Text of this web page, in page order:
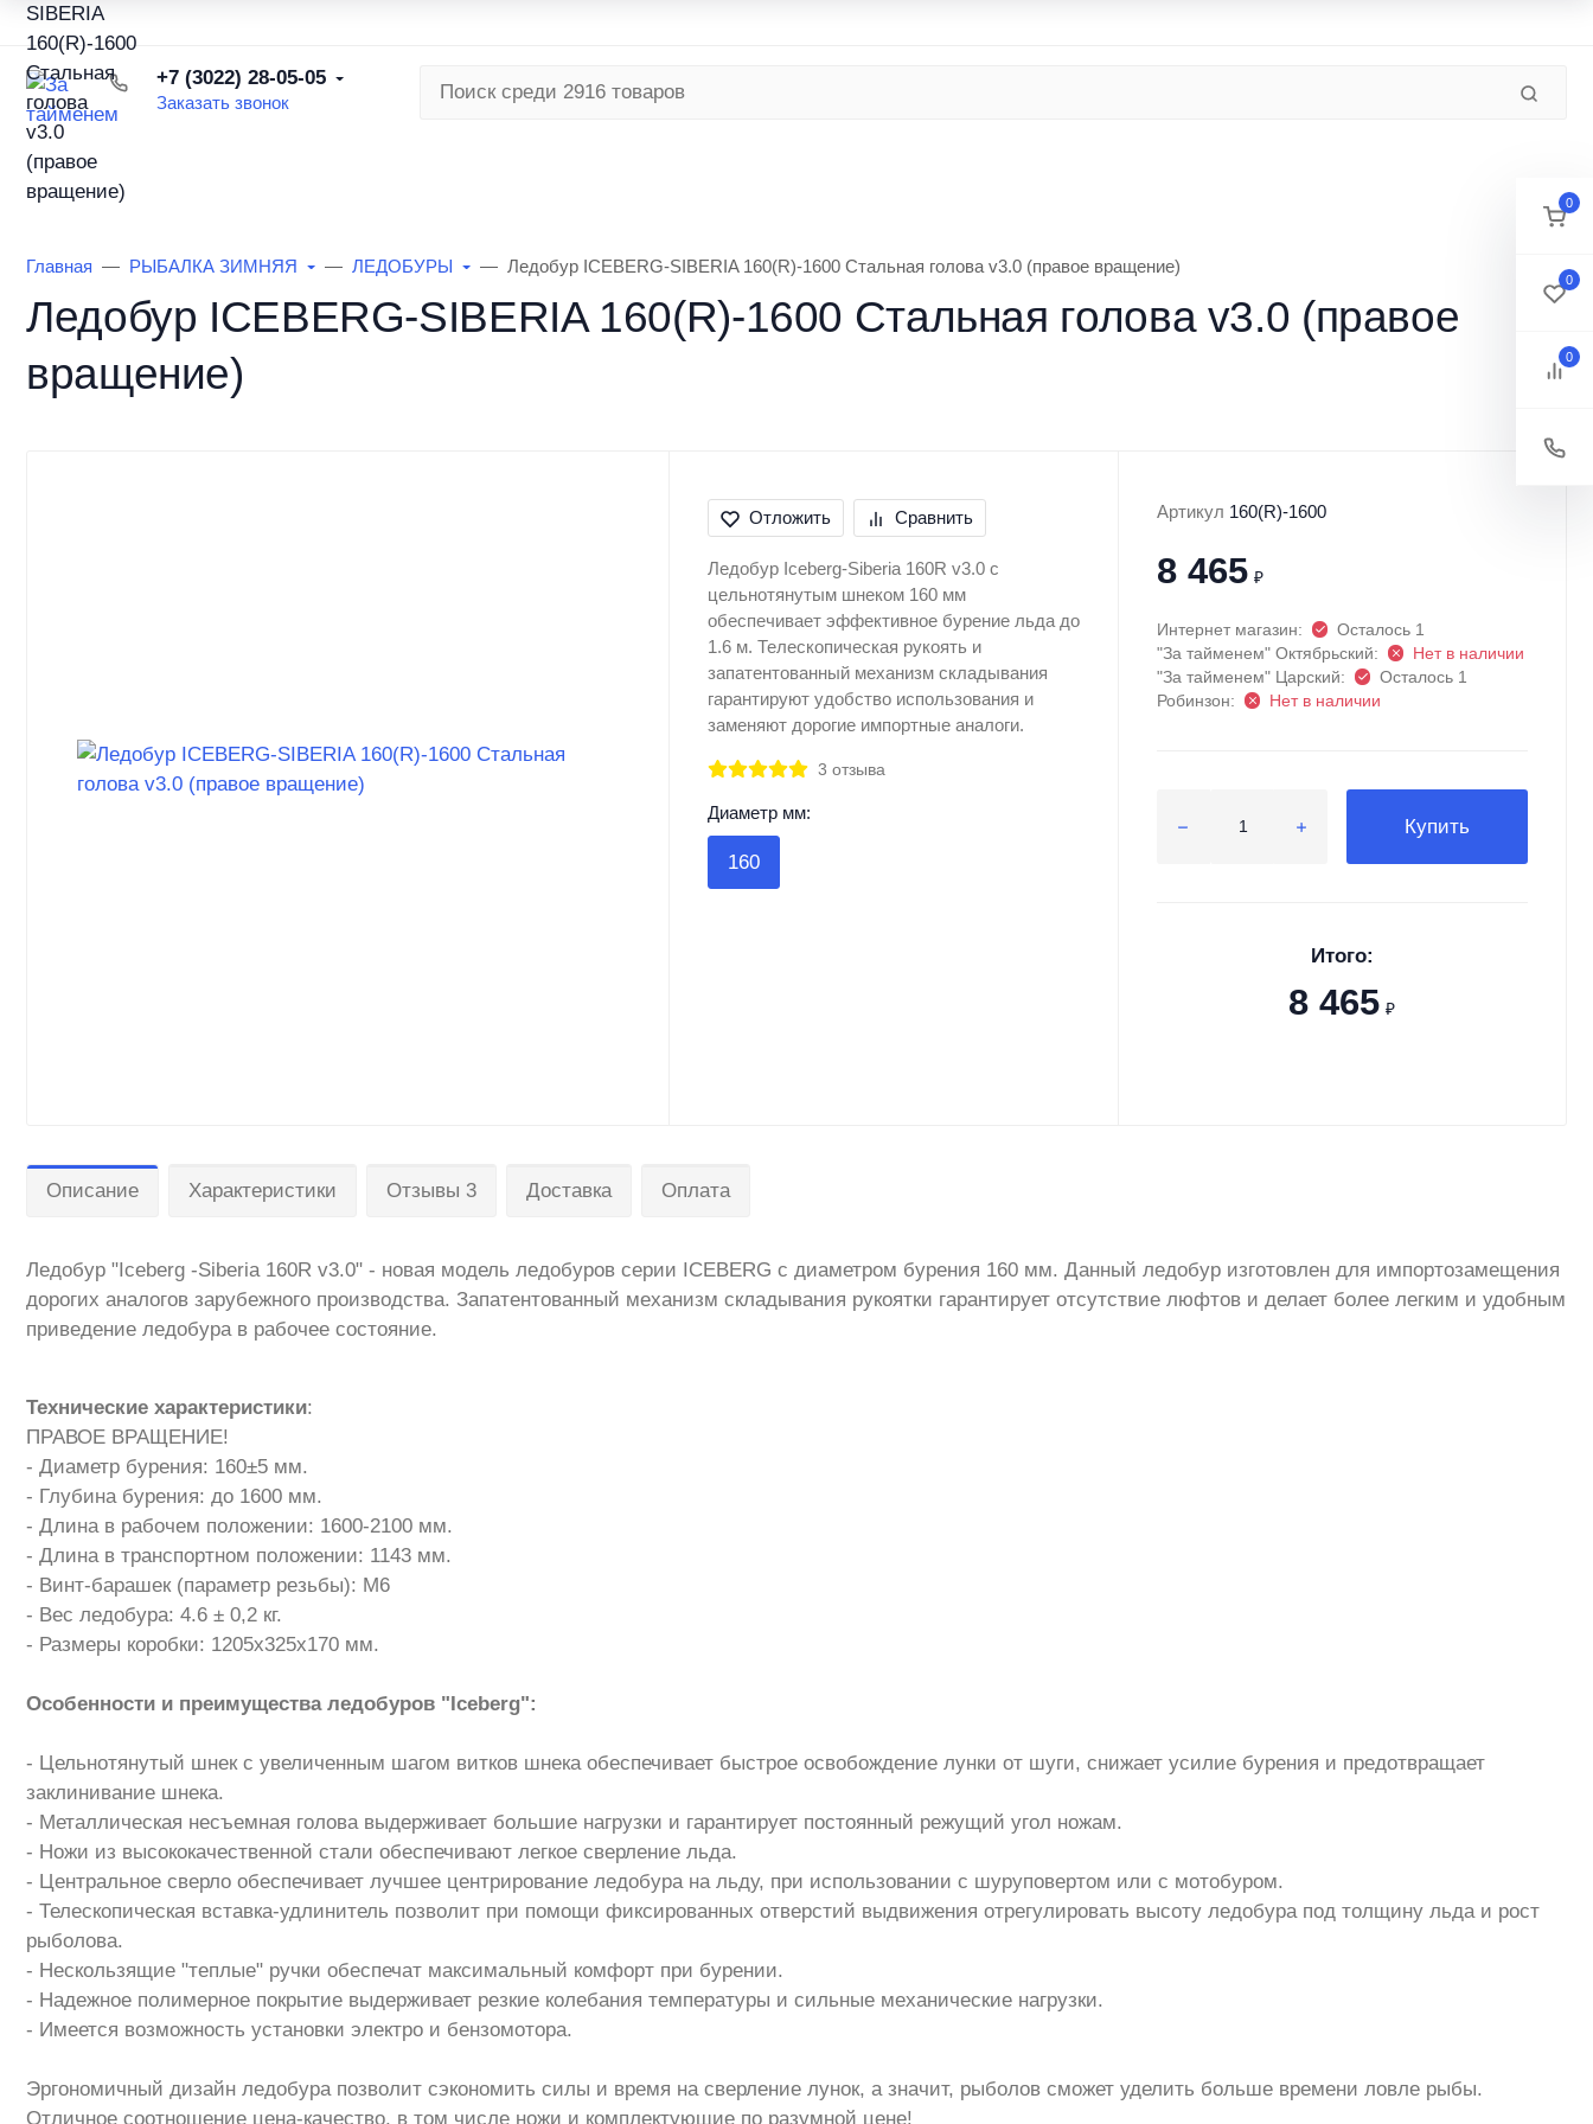
О торговой сети
+7 (3022) 28-05-05
Заказать звонок
КАТАЛОГ ТОВАРОВ
Главная РЫБАЛКА ЗИМНЯЯ ЛЕДОБУРЫ Ледобур ICEBERG-SIBERIA 160(R)-1600 Стальная голова v3.0 (правое вращение)
Ледобур ICEBERG-SIBERIA 160(R)-1600 Стальная голова v3.0 (правое
вращение)
Отложить Сравнить
Ледобур Iceberg-Siberia 160R v3.0 с
цельнотянутым шнеком 160 мм
обеспечивает эффективное бурение льда до
1.6 м. Телескопическая рукоять и
запатентованный механизм складывания
гарантируют удобство использования и
заменяют дорогие импортные аналоги.
3 отзыва
Диаметр мм:
160
Артикул 160(R)-1600
8 465 ₽
Интернет магазин:
Осталось 1
"За тайменем" Октябрьский:
Нет в наличии
"За тайменем" Царский:
Осталось 1
Робинзон:
Нет в наличии
Купить
Итого:
8 465 ₽
Описание Характеристики Отзывы 3 Доставка Оплата
Ледобур "Iceberg -Siberia 160R v3.0" - новая модель ледобуров серии ICEBERG с диаметром бурения 160 мм. Данный ледобур изготовлен для импортозамещения
дорогих аналогов зарубежного производства. Запатентованный механизм складывания рукоятки гарантирует отсутствие люфтов и делает более легким и удобным
приведение ледобура в рабочее состояние.
Технические характеристики:
ПРАВОЕ ВРАЩЕНИЕ!
- Диаметр бурения: 160±5 мм.
- Глубина бурения: до 1600 мм.
- Длина в рабочем положении: 1600-2100 мм.
- Длина в транспортном положении: 1143 мм.
- Винт-барашек (параметр резьбы): М6
- Вес ледобура: 4.6 ± 0,2 кг.
- Размеры коробки: 1205x325x170 мм.
Особенности и преимущества ледобуров "Iceberg":
- Цельнотянутый шнек с увеличенным шагом витков шнека обеспечивает быстрое освобождение лунки от шуги, снижает усилие бурения и предотвращает
заклинивание шнека.
- Металлическая несъемная голова выдерживает большие нагрузки и гарантирует постоянный режущий угол ножам.
- Ножи из высококачественной стали обеспечивают легкое сверление льда.
- Центральное сверло обеспечивает лучшее центрирование ледобура на льду, при использовании с шуруповертом или с мотобуром.
- Телескопическая вставка-удлинитель позволит при помощи фиксированных отверстий выдвижения отрегулировать высоту ледобура под толщину льда и рост
рыболова.
- Нескользящие "теплые" ручки обеспечат максимальный комфорт при бурении.
- Надежное полимерное покрытие выдерживает резкие колебания температуры и сильные механические нагрузки.
- Имеется возможность установки электро и бензомотора.
Эргономичный дизайн ледобура позволит сэкономить силы и время на сверление лунок, а значит, рыболов сможет уделить больше времени ловле рыбы.
Отличное соотношение цена-качество, в том числе ножи и комплектующие по разумной цене!
0
0
0